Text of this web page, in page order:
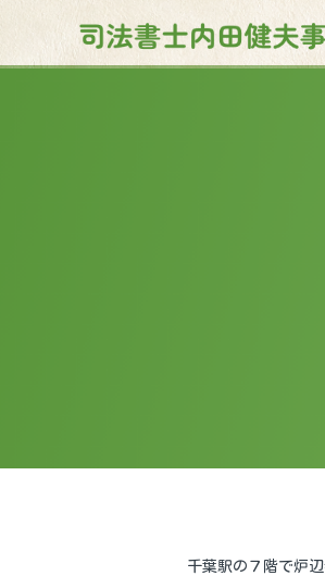
千葉駅の７階で炉